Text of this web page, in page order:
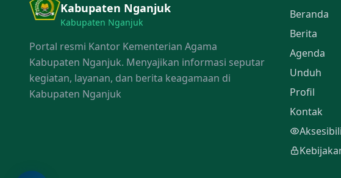
Kabupaten Nganjuk
Kabupaten Nganjuk
Portal resmi Kantor Kementerian Agama
Kabupaten Nganjuk. Menyajikan informasi seputar
kegiatan, layanan, dan berita keagamaan di
Kabupaten Nganjuk
Beranda
Berita
Agenda
Unduh
Profil
Kontak